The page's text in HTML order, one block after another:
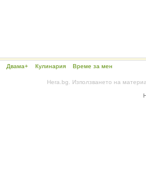
Двама+ Кулинария Време за мен
Hera.bg. Използването на